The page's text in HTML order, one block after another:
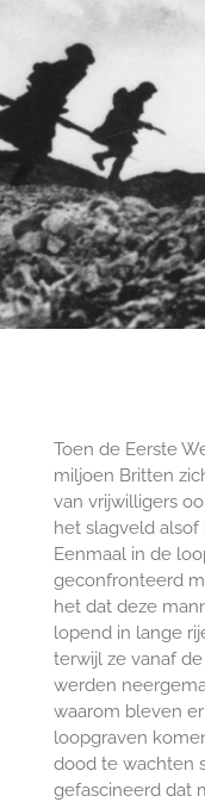
naar
de
hoofdinhoud
Toen de Eerste
miljoen Britten
van vrijwilligers
het slagveld
Eenmaal in de
geconfronteerd
het dat deze
lopend in lange
terwijl ze vanaf
werden
waarom bleven
loopgraven
dood te wachten
gefascineerd dat